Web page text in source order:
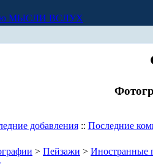
МЫСЛИ ВСЛУХ
добавления:: Последние
> Пейзажи > Иностранные